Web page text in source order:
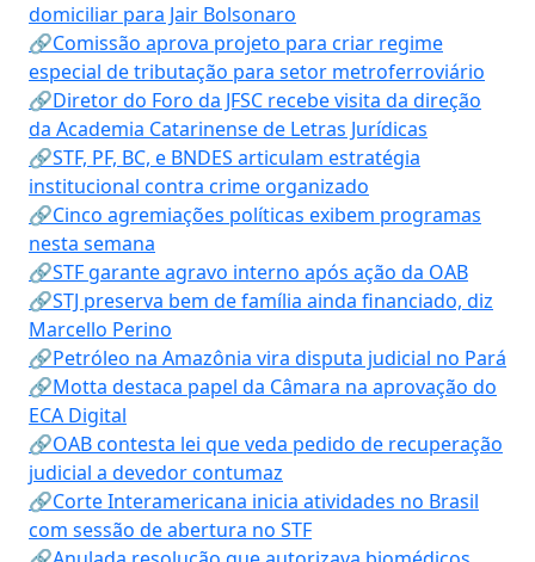
domiciliar para Jair Bolsonaro
🔗Comissão aprova projeto para criar regime
especial de tributação para setor metroferroviário
🔗Diretor do Foro da JFSC recebe visita da direção
da Academia Catarinense de Letras Jurídicas
🔗STF, PF, BC, e BNDES articulam estratégia
institucional contra crime organizado
🔗Cinco agremiações políticas exibem programas
nesta semana
🔗STF garante agravo interno após ação da OAB
🔗STJ preserva bem de família ainda financiado, diz
Marcello Perino
🔗Petróleo na Amazônia vira disputa judicial no Pará
🔗Motta destaca papel da Câmara na aprovação do
ECA Digital
🔗OAB contesta lei que veda pedido de recuperação
judicial a devedor contumaz
🔗Corte Interamericana inicia atividades no Brasil
com sessão de abertura no STF